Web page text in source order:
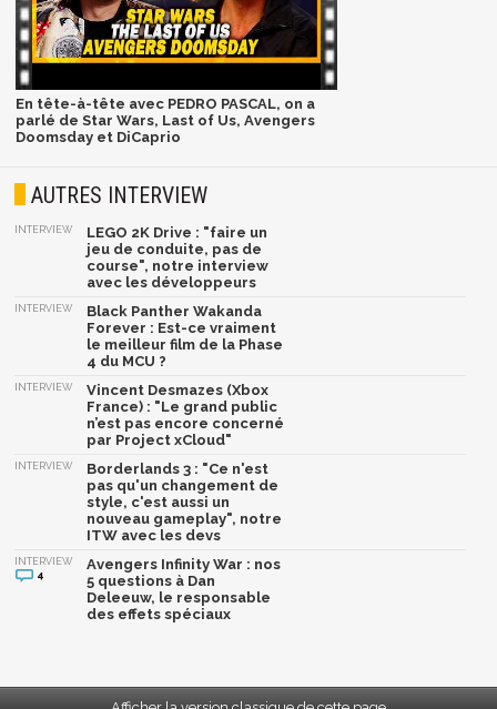
En tête-à-tête avec PEDRO PASCAL, on a
parlé de Star Wars, Last of Us, Avengers
Doomsday et DiCaprio
AUTRES INTERVIEW
INTERVIEW
LEGO 2K Drive : "faire un
jeu de conduite, pas de
course", notre interview
avec les développeurs
INTERVIEW
Black Panther Wakanda
Forever : Est-ce vraiment
le meilleur film de la Phase
4 du MCU ?
INTERVIEW
Vincent Desmazes (Xbox
France) : "Le grand public
n’est pas encore concerné
par Project xCloud"
INTERVIEW
Borderlands 3 : "Ce n'est
pas qu'un changement de
style, c'est aussi un
nouveau gameplay", notre
ITW avec les devs
INTERVIEW
4
Avengers Infinity War : nos
5 questions à Dan
Deleeuw, le responsable
des effets spéciaux